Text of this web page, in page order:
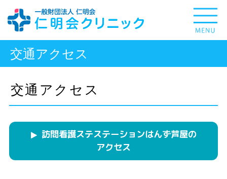
交通アクセス
訪問看護ステステーションはんず芦屋の
アクセス
交通アクセス